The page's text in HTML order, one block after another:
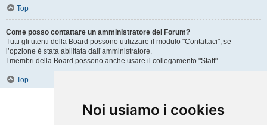
Noi usiamo i cookies
Top
Come posso contattare un amministratore del Forum?
Tutti gli utenti della Board possono utilizzare il modulo "Contattaci", se
l’opzione è stata abilitata dall’amministratore.
I membri della Board possono anche usare il collegamento "Staff".
Top